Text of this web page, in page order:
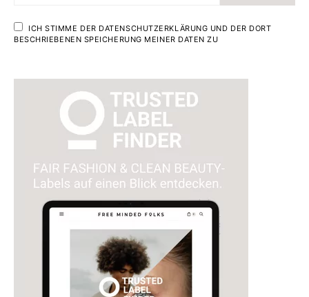
ICH STIMME DER DATENSCHUTZERKLÄRUNG UND DER DORT
BESCHRIEBENEN SPEICHERUNG MEINER DATEN ZU